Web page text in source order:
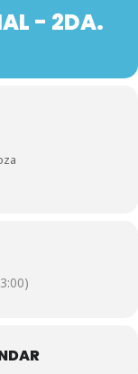
- 2DA.